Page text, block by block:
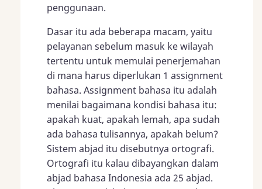
penggunaan.
Dasar itu ada beberapa macam, yaitu
pelayanan sebelum masuk ke wilayah
tertentu untuk memulai penerjemahan
di mana harus diperlukan 1 assignment
bahasa. Assignment bahasa itu adalah
menilai bagaimana kondisi bahasa itu:
apakah kuat, apakah lemah, apa sudah
ada bahasa tulisannya, apakah belum?
Sistem abjad itu disebutnya ortografi.
Ortografi itu kalau dibayangkan dalam
abjad bahasa Indonesia ada 25 abjad.